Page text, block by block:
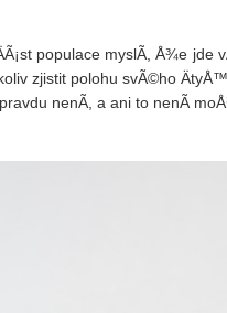
populace myslÃ­, Å¾e jde
zjistit polohu svÃ©ho
nenÃ­, a ani to nenÃ­